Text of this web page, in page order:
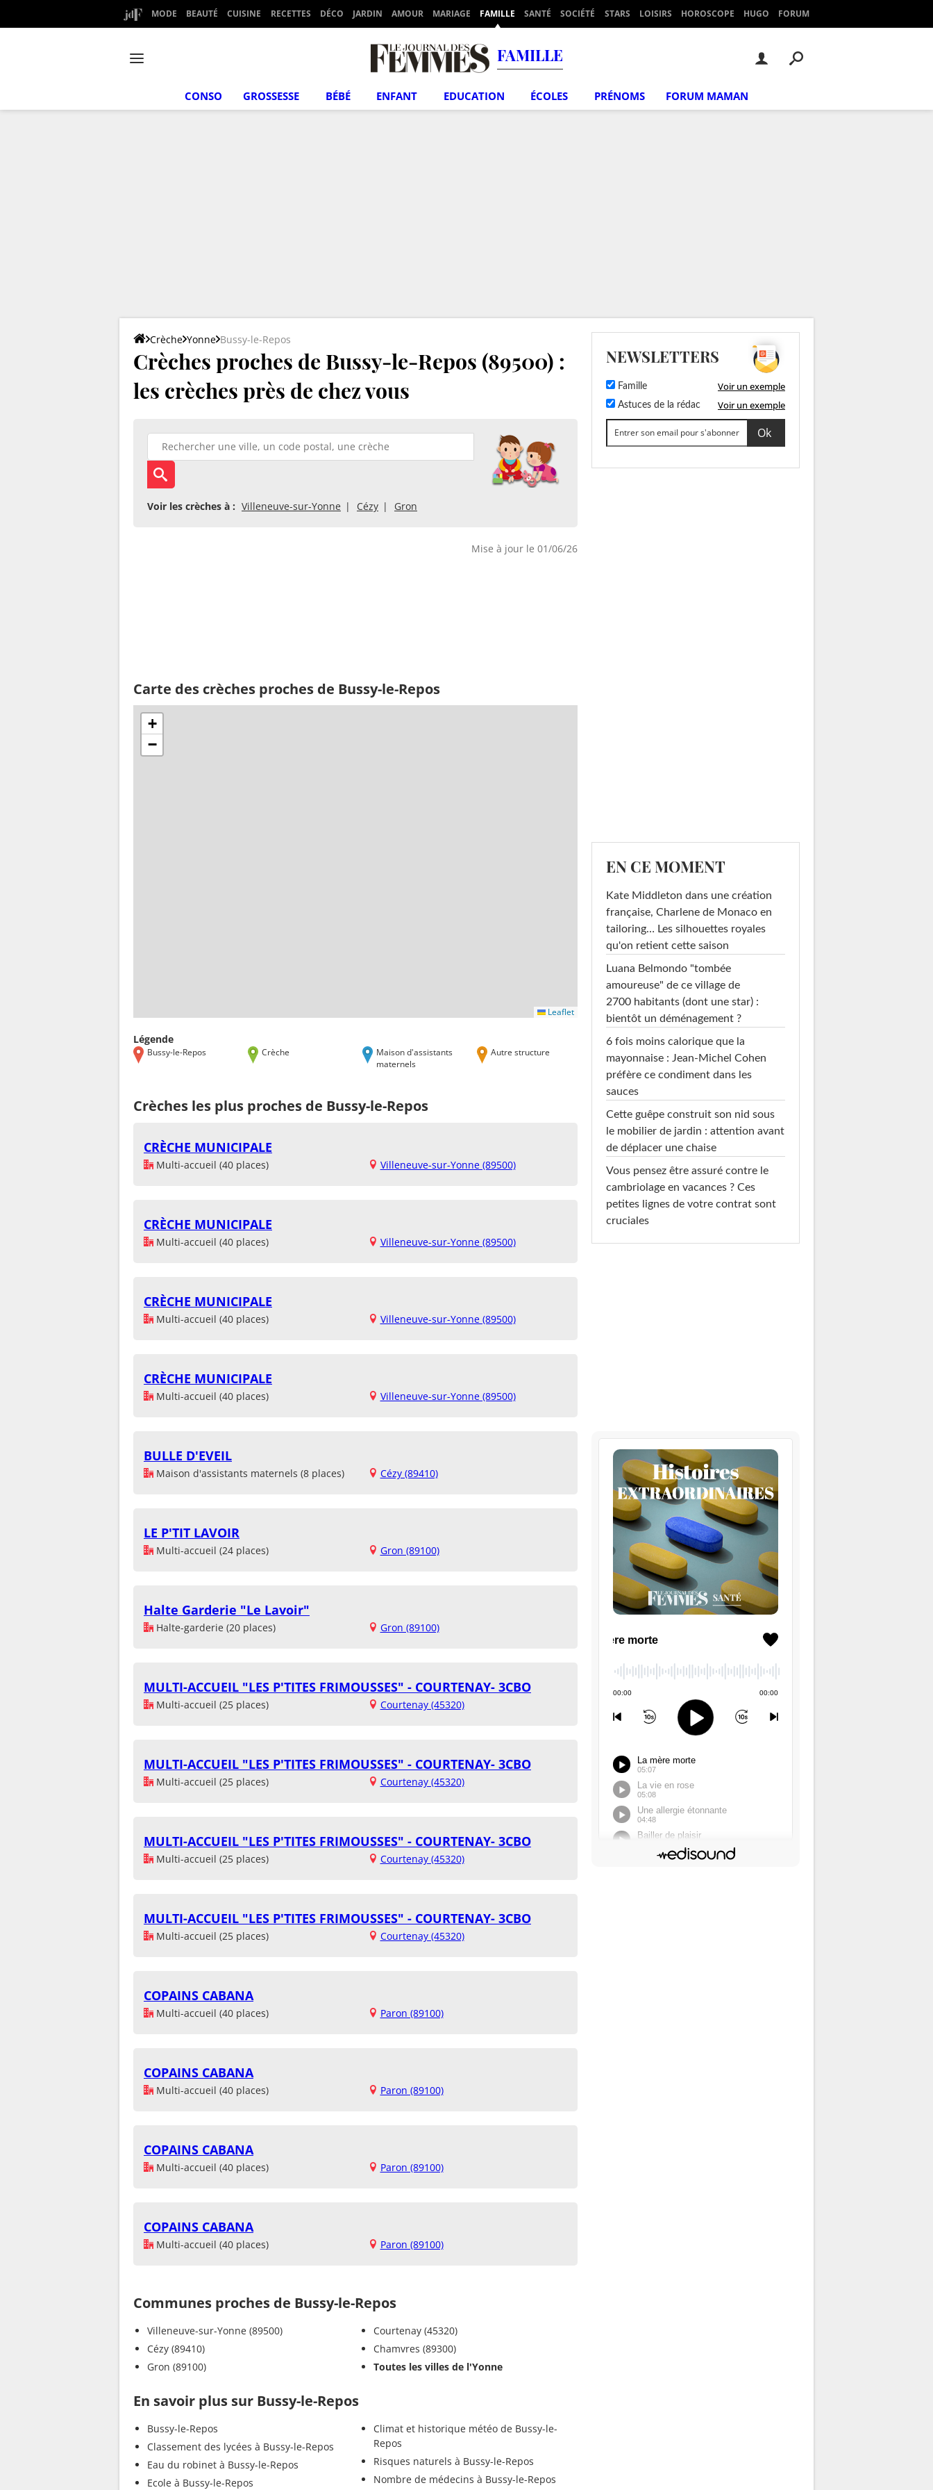
MODE BEAUTÉ CUISINE RECETTES DÉCO JARDIN AMOUR MARIAGE FAMILLE SANTÉ SOCIÉTÉ STARS LOISIRS HOROSCOPE HUGO FORUM
FAMILLE
CONSO GROSSESSE BÉBÉ ENFANT EDUCATION ÉCOLES PRÉNOMS FORUM MAMAN
Crèche Yonne Bussy-le-Repos
Crèches proches de Bussy-le-Repos (89500) :
les crèches près de chez vous
Voir les crèches à : Villeneuve-sur-Yonne Cézy Gron
Mise à jour le 01/06/26
Carte des crèches proches de Bussy-le-Repos
+
−
Leaflet
Légende
Bussy-le-Repos Crèche
Maison d'assistants
maternels
Autre structure
Crèches les plus proches de Bussy-le-Repos
CRÈCHE MUNICIPALE
Multi-accueil (40 places) Villeneuve-sur-Yonne (89500)
CRÈCHE MUNICIPALE
Multi-accueil (40 places) Villeneuve-sur-Yonne (89500)
CRÈCHE MUNICIPALE
Multi-accueil (40 places) Villeneuve-sur-Yonne (89500)
CRÈCHE MUNICIPALE
Multi-accueil (40 places) Villeneuve-sur-Yonne (89500)
BULLE D'EVEIL
Maison d'assistants maternels (8 places) Cézy (89410)
LE P'TIT LAVOIR
Multi-accueil (24 places) Gron (89100)
Halte Garderie "Le Lavoir"
Halte-garderie (20 places) Gron (89100)
MULTI-ACCUEIL "LES P'TITES FRIMOUSSES" - COURTENAY- 3CBO
Multi-accueil (25 places) Courtenay (45320)
MULTI-ACCUEIL "LES P'TITES FRIMOUSSES" - COURTENAY- 3CBO
Multi-accueil (25 places) Courtenay (45320)
MULTI-ACCUEIL "LES P'TITES FRIMOUSSES" - COURTENAY- 3CBO
Multi-accueil (25 places) Courtenay (45320)
MULTI-ACCUEIL "LES P'TITES FRIMOUSSES" - COURTENAY- 3CBO
Multi-accueil (25 places) Courtenay (45320)
COPAINS CABANA
Multi-accueil (40 places) Paron (89100)
COPAINS CABANA
Multi-accueil (40 places) Paron (89100)
COPAINS CABANA
Multi-accueil (40 places) Paron (89100)
COPAINS CABANA
Multi-accueil (40 places) Paron (89100)
Communes proches de Bussy-le-Repos
Villeneuve-sur-Yonne (89500)
Cézy (89410)
Gron (89100)
Courtenay (45320)
Chamvres (89300)
Toutes les villes de l'Yonne
En savoir plus sur Bussy-le-Repos
Bussy-le-Repos
Classement des lycées à Bussy-le-Repos
Eau du robinet à Bussy-le-Repos
Ecole à Bussy-le-Repos
Climat et historique météo de Bussy-le-
Repos
Risques naturels à Bussy-le-Repos
Nombre de médecins à Bussy-le-Repos
NEWSLETTERS
Famille Voir un exemple
Astuces de la rédac Voir un exemple
EN CE MOMENT
Kate Middleton dans une création
française, Charlene de Monaco en
tailoring… Les silhouettes royales
qu'on retient cette saison
Luana Belmondo "tombée
amoureuse" de ce village de
2700 habitants (dont une star) :
bientôt un déménagement ?
6 fois moins calorique que la
mayonnaise : Jean-Michel Cohen
préfère ce condiment dans les
sauces
Cette guêpe construit son nid sous
le mobilier de jardin : attention avant
de déplacer une chaise
Vous pensez être assuré contre le
cambriolage en vacances ? Ces
petites lignes de votre contrat sont
cruciales